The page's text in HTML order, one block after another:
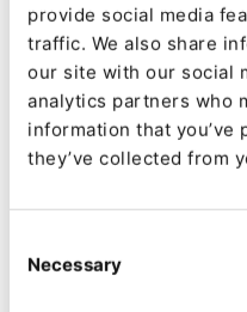
provide social media
traffic. We also share
our site with our social
analytics partners who
information that
they’ve collected from
Selection
Necessary
partenaires
L'entreprise est
agences numériques et
développement de
des clients. Travailler
de rationaliser leurs
expert.